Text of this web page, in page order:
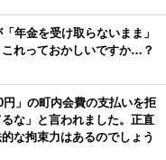
年金を受け取らないまま」
れっておかしいですか…？
円」の町内会費の支払いを拒
な」と言われました。正直
な拘束力はあるのでしょう